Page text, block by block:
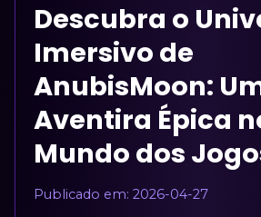
Jogos de
Jogos de cartas
Jogo Responsável
Descubra o
Imersivo de
AnubisMoon:
Aventira Épica
Mundo dos
Publicado em: 2026-04-27